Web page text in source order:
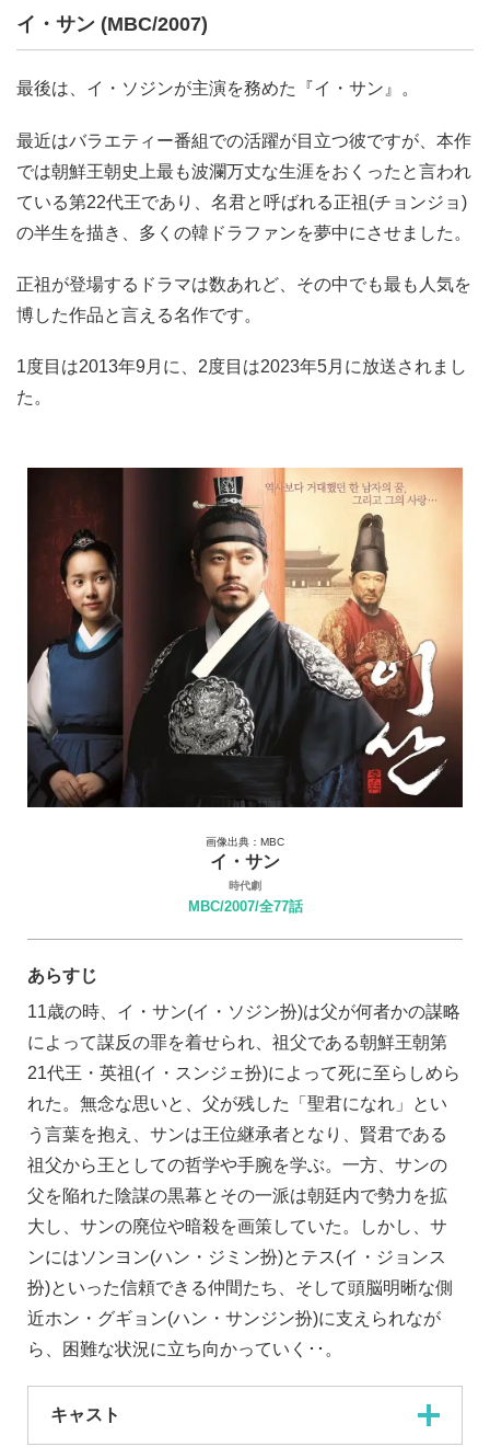
イ・サン (MBC/2007)
最後は、イ・ソジンが主演を務めた『イ・サン』。
最近はバラエティー番組での活躍が目立つ彼ですが、本作
では朝鮮王朝史上最も波瀾万丈な生涯をおくったと言われ
ている第22代王であり、名君と呼ばれる正祖(チョンジョ)
の半生を描き、多くの韓ドラファンを夢中にさせました。
正祖が登場するドラマは数あれど、その中でも最も人気を
博した作品と言える名作です。
1度目は2013年9月に、2度目は2023年5月に放送されまし
た。
画像出典：MBC
イ・サン
時代劇
MBC/2007/全77話
あらすじ
11歳の時、イ・サン(イ・ソジン扮)は父が何者かの謀略
によって謀反の罪を着せられ、祖父である朝鮮王朝第
21代王・英祖(イ・スンジェ扮)によって死に至らしめら
れた。無念な思いと、父が残した「聖君になれ」とい
う言葉を抱え、サンは王位継承者となり、賢君である
祖父から王としての哲学や手腕を学ぶ。一方、サンの
父を陥れた陰謀の黒幕とその一派は朝廷内で勢力を拡
大し、サンの廃位や暗殺を画策していた。しかし、サ
ンにはソンヨン(ハン・ジミン扮)とテス(イ・ジョンス
扮)といった信頼できる仲間たち、そして頭脳明晰な側
近ホン・グギョン(ハン・サンジン扮)に支えられなが
ら、困難な状況に立ち向かっていく･･。
キャスト